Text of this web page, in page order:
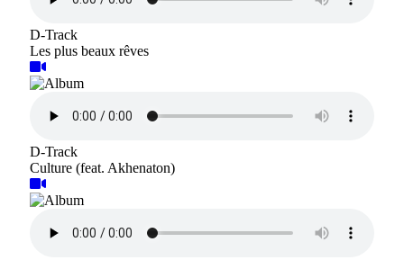
D-Track
Les plus beaux rêves
D-Track
Culture (feat. Akhenaton)